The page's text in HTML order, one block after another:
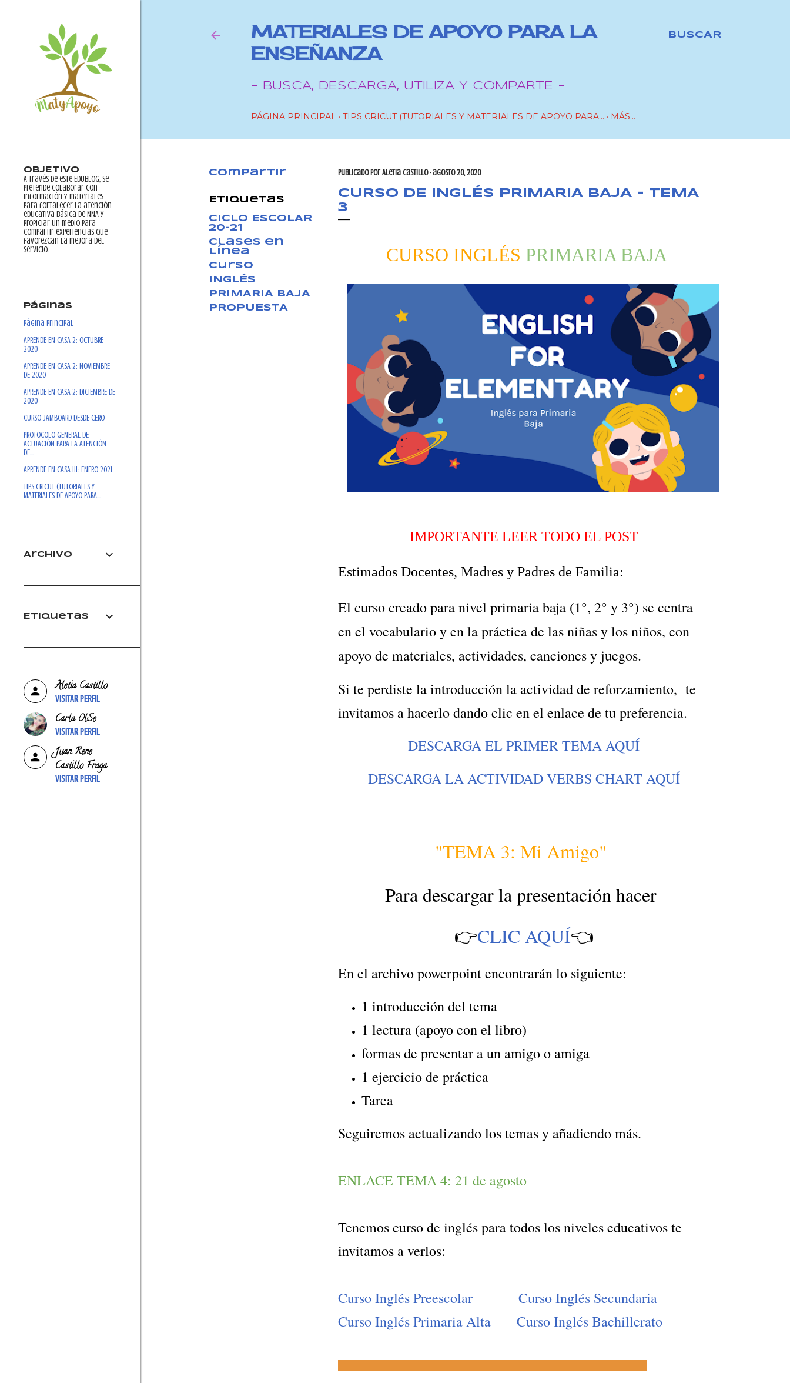
BUSCAR
MATERIALES DE APOYO PARA LA
ENSEÑANZA
- BUSCA, DESCARGA, UTILIZA Y COMPARTE -
PÁGINA PRINCIPAL TIPS CRICUT (TUTORIALES Y MATERIALES DE APOYO PARA... MÁS…
Compartir
Etiquetas
CICLO ESCOLAR
20-21
clases en
línea
curso
INGLÉS
PRIMARIA BAJA
PROPUESTA
Publicado por Aletia Castillo agosto 20, 2020
CURSO DE INGLÉS PRIMARIA BAJA - TEMA
3
CURSO INGLÉS PRIMARIA BAJA
IMPORTANTE LEER TODO EL POST
Estimados Docentes, Madres y Padres de Familia:
El curso creado para nivel primaria baja (1°, 2° y 3°) se centra
en el vocabulario y en la práctica de las niñas y los niños, con
apoyo de materiales, actividades, canciones y juegos.
Si te perdiste la introducción la actividad de reforzamiento, te
invitamos a hacerlo dando clic en el enlace de tu preferencia.
DESCARGA EL PRIMER TEMA AQUÍ
DESCARGA LA ACTIVIDAD VERBS CHART AQUÍ
"TEMA 3: Mi Amigo"
Para descargar la presentación hacer
👉CLIC AQUÍ👈
En el archivo powerpoint encontrarán lo siguiente:
1 introducción del tema
1 lectura (apoyo con el libro)
formas de presentar a un amigo o amiga
1 ejercicio de práctica
Tarea
Seguiremos actualizando los temas y añadiendo más.
ENLACE TEMA 4: 21 de agosto
Tenemos curso de inglés para todos los niveles educativos te
invitamos a verlos:
Curso Inglés Preescolar
Curso Inglés Secundaria
Curso Inglés Primaria Alta
Curso Inglés Bachillerato
OBJETIVO
A través de este EDUblog, se
pretende colaborar con
información y materiales
para fortalecer la atención
educativa básica de NNA y
propiciar un medio para
compartir experiencias que
favorezcan la mejora del
servicio.
Páginas
Página Principal
APRENDE EN CASA 2: OCTUBRE
2020
APRENDE EN CASA 2: NOVIEMBRE
DE 2020
APRENDE EN CASA 2: DICIEMBRE DE
2020
CURSO JAMBOARD DESDE CERO
PROTOCOLO GENERAL DE
ACTUACIÓN PARA LA ATENCIÓN
DE...
APRENDE EN CASA III: ENERO 2021
TIPS CRICUT (TUTORIALES Y
MATERIALES DE APOYO PARA...
Archivo
Etiquetas
Aletia Castillo
VISITAR PERFIL
Carla OlSe
VISITAR PERFIL
Juan Rene
Castillo Fraga
VISITAR PERFIL